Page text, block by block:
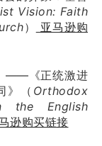
Vision: Faith
）
亚马逊购
——《正统激进
》（ Orthodox
the English
逊购买链接